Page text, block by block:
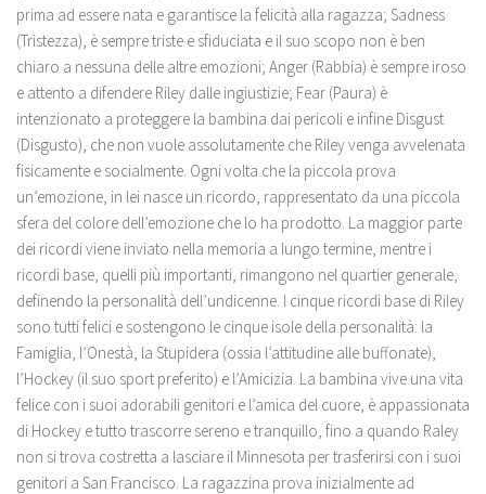
prima ad essere nata e garantisce la felicità alla ragazza; Sadness
(Tristezza), è sempre triste e sfiduciata e il suo scopo non è ben
chiaro a nessuna delle altre emozioni; Anger (Rabbia) è sempre iroso
e attento a difendere Riley dalle ingiustizie; Fear (Paura) è
intenzionato a proteggere la bambina dai pericoli e infine Disgust
(Disgusto), che non vuole assolutamente che Riley venga avvelenata
fisicamente e socialmente. Ogni volta che la piccola prova
un’emozione, in lei nasce un ricordo, rappresentato da una piccola
sfera del colore dell’emozione che lo ha prodotto. La maggior parte
dei ricordi viene inviato nella memoria a lungo termine, mentre i
ricordi base, quelli più importanti, rimangono nel quartier generale,
definendo la personalità dell’undicenne. I cinque ricordi base di Riley
sono tutti felici e sostengono le cinque isole della personalità: la
Famiglia, l’Onestà, la Stupidera (ossia l’attitudine alle buffonate),
l’Hockey (il suo sport preferito) e l’Amicizia. La bambina vive una vita
felice con i suoi adorabili genitori e l’amica del cuore, è appassionata
di Hockey e tutto trascorre sereno e tranquillo, fino a quando Raley
non si trova costretta a lasciare il Minnesota per trasferirsi con i suoi
genitori a San Francisco. La ragazzina prova inizialmente ad